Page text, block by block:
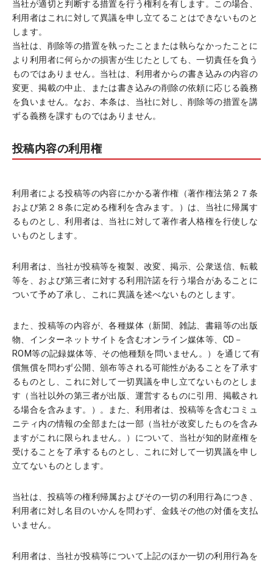
当社が適切と判断する措置を行う権利を有します。この場合、
利用者はこれに対して異議を申し立てることはできないものと
します。
当社は、削除等の措置を執ったことまたは執らなかったことに
より利用者に何らかの損害が生じたとしても、一切責任を負う
ものではありません。当社は、利用者からの書き込みの内容の
変更、掲載の中止、または書き込みの削除の依頼に応じる義務
を負いません。なお、本条は、当社に対し、削除等の措置を講
ずる義務を課すものではありません。
投稿内容の利用権
利用者による投稿等の内容にかかる著作権（著作権法第２７条
および第２８条に定める権利を含みます。）は、当社に帰属す
るものとし、利用者は、当社に対して著作者人格権を行使しな
いものとします。
利用者は、当社が投稿等を複製、改変、掲示、公衆送信、転載
等を、および第三者に対する利用許諾を行う場合があることに
ついて予め了承し、これに異議を述べないものとします。
また、投稿等の内容が、各種媒体（新聞、雑誌、書籍等の出版
物、インターネットサイトを含むオンライン媒体等、CD－
ROM等の記録媒体等、その他種類を問いません。）を通じて有
償無償を問わず公開、頒布等される可能性があることを了承す
るものとし、これに対して一切異議を申し立てないものとしま
す（当社以外の第三者が出版、運営するものに引用、掲載され
る場合を含みます。）。また、利用者は、投稿等を含むコミュ
ニティ内の情報の全部または一部（当社が改変したものを含み
ますがこれに限られません。）について、当社が知的財産権を
受けることを了承するものとし、これに対して一切異議を申し
立てないものとします。
当社は、投稿等の権利帰属およびその一切の利用行為につき、
利用者に対し名目のいかんを問わず、金銭その他の対価を支払
いません。
利用者は、当社が投稿等について上記のほか一切の利用行為を